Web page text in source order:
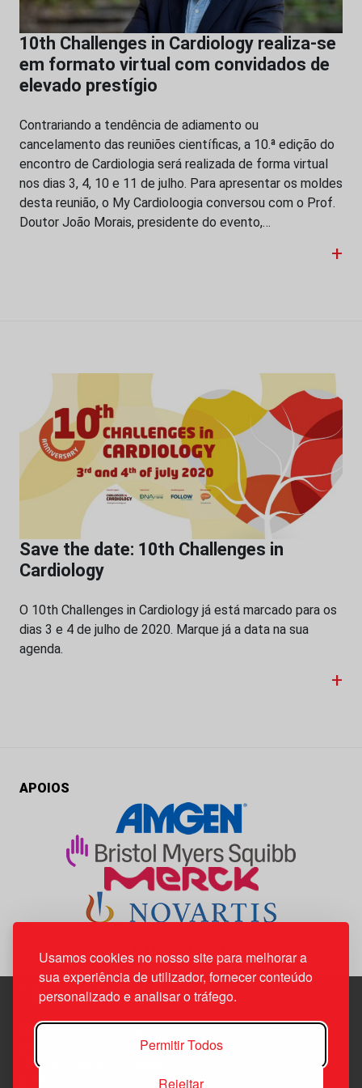
Usamos cookies no nosso site para melhorar a
sua experiência de utilizador, fornecer conteúdo
personalizado e analisar o tráfego.
Permitir Todos
Rejeitar
10th Challenges in Cardiology realiza-se
em formato virtual com convidados de
elevado prestígio
Contrariando a tendência de adiamento ou
cancelamento das reuniões científicas, a 10.ª edição do
encontro de Cardiologia será realizada de forma virtual
nos dias 3, 4, 10 e 11 de julho. Para apresentar os moldes
desta reunião, o My Cardioloogia conversou com o Prof.
Doutor João Morais, presidente do evento,…
+
Save the date: 10th Challenges in
Cardiology
O 10th Challenges in Cardiology já está marcado para os
dias 3 e 4 de julho de 2020. Marque já a data na sua
agenda.
+
APOIOS
Edif. Lisboa Oriente | Av. Infante D. Henrique, n.º 333H, esc.
1800-282 Lisboa | Portugal